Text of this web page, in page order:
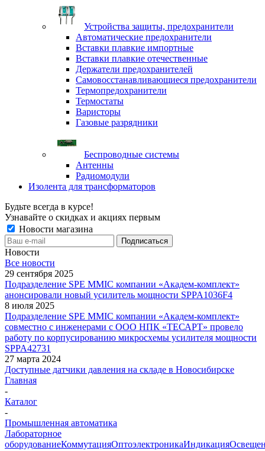
Устройства защиты, предохранители
Автоматические предохранители
Вставки плавкие импортные
Вставки плавкие отечественные
Держатели предохранителей
Самовосстанавливающиеся предохранители
Термопредохранители
Термостаты
Варисторы
Газовые разрядники
Беспроводные системы
Антенны
Радиомодули
Изолента для трансформаторов
Будьте всегда в курсе!
Узнавайте о скидках и акциях первым
Новости магазина
Новости
Все новости
29 сентября 2025
Подразделение SPE MMIC компании «Академ-комплект»
анонсировали новый усилитель мощности SPPA1036F4
8 июля 2025
Подразделение SPE MMIC компании «Академ-комплект»
совместно с инженерами с ООО НПК «ТЕСАРТ» провело
работу по корпусированию микросхемы усилителя мощности
SPPA42731
27 марта 2024
Доступные датчики давления на складе в Новосибирске
Главная
-
Каталог
-
Промышленная автоматика
Лабораторное
оборудованиеКоммутацияОптоэлектроникаИндикация